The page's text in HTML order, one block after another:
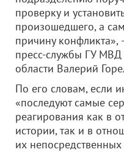
проверку и
произошедшего, а
причину
пресс-службы ГУ
области Валерий
По его словам, если
«последуют самые
реагирования как в
истории, так и в
их